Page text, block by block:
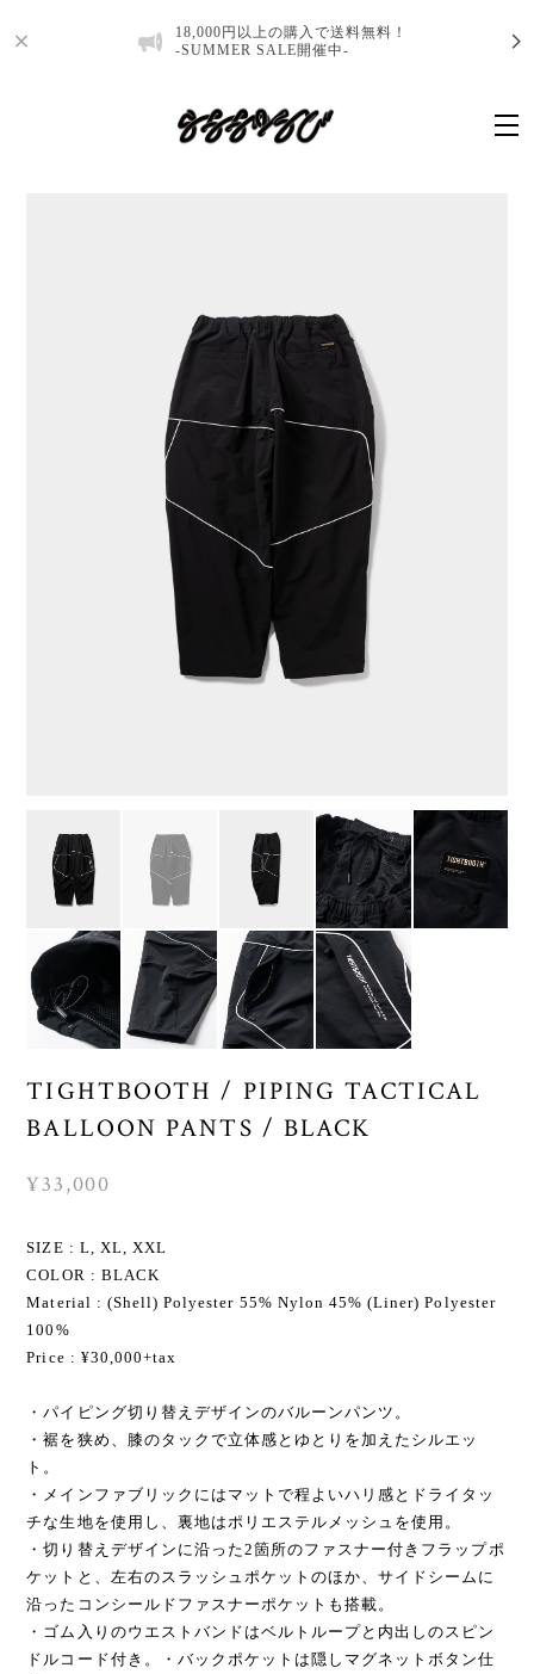
18,000円以上の購入で送料無料！
-SUMMER SALE開催中-
TIGHTBOOTH / PIPING TACTICAL
BALLOON PANTS / BLACK
¥33,000
SIZE : L, XL, XXL
COLOR : BLACK
Material : (Shell) Polyester 55% Nylon 45% (Liner) Polyester
100%
Price : ¥30,000+tax
・パイピング切り替えデザインのバルーンパンツ。
・裾を狭め、膝のタックで立体感とゆとりを加えたシルエッ
ト。
・メインファブリックにはマットで程よいハリ感とドライタッ
チな生地を使用し、裏地はポリエステルメッシュを使用。
・切り替えデザインに沿った2箇所のファスナー付きフラップポ
ケットと、左右のスラッシュポケットのほか、サイドシームに
沿ったコンシールドファスナーポケットも搭載。
・ゴム入りのウエストバンドはベルトループと内出しのスピン
ドルコード付き。・バックポケットは隠しマグネットボタン仕